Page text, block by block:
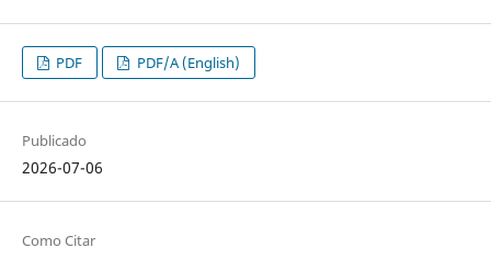
PDF PDF/A (English)
Publicado
2026-07-06
Como Citar